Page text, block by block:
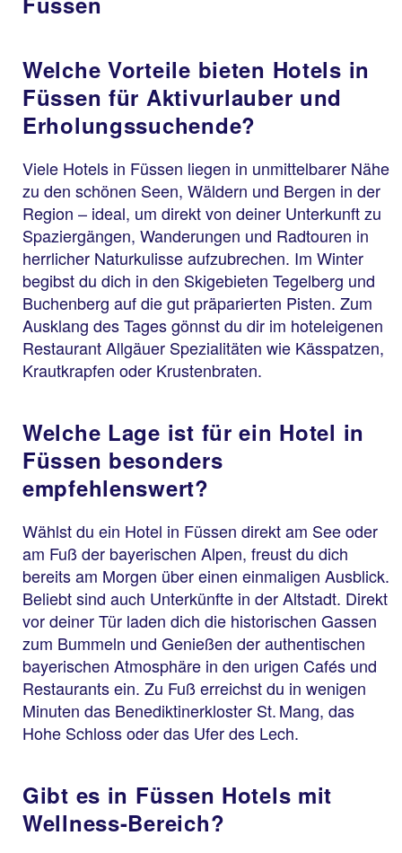
Welche Vorteile bieten Hotels in
Füssen für Aktivurlauber und
Erholungssuchende?
Viele Hotels in Füssen liegen in unmittelbarer Nähe
zu den schönen Seen, Wäldern und Bergen in der
Region – ideal, um direkt von deiner Unterkunft zu
Spaziergängen, Wanderungen und Radtouren in
herrlicher Naturkulisse aufzubrechen. Im Winter
begibst du dich in den Skigebieten Tegelberg und
Buchenberg auf die gut präparierten Pisten. Zum
Ausklang des Tages gönnst du dir im hoteleigenen
Restaurant Allgäuer Spezialitäten wie Kässpatzen,
Krautkrapfen oder Krustenbraten.
Welche Lage ist für ein Hotel in
Füssen besonders
empfehlenswert?
Wählst du ein Hotel in Füssen direkt am See oder
am Fuß der bayerischen Alpen, freust du dich
bereits am Morgen über einen einmaligen Ausblick.
Beliebt sind auch Unterkünfte in der Altstadt. Direkt
vor deiner Tür laden dich die historischen Gassen
zum Bummeln und Genießen der authentischen
bayerischen Atmosphäre in den urigen Cafés und
Restaurants ein. Zu Fuß erreichst du in wenigen
Minuten das Benediktinerkloster St. Mang, das
Hohe Schloss oder das Ufer des Lech.
Gibt es in Füssen Hotels mit
Wellness-Bereich?